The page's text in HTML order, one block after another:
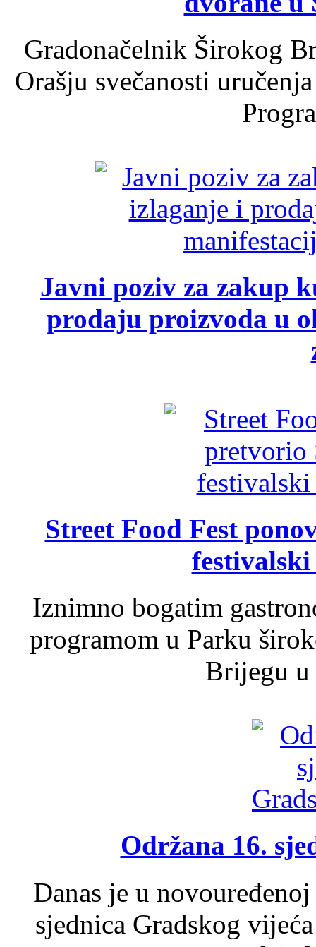
Gradonačelnik Širokog
Orašju svečanosti
Javni poziv za zakup
prodaju proizvoda u
Street Food Fest
Iznimno bogatim
programom u Parku
Brijegu u
Održana 16.
Danas je u
sjednica Gradskog